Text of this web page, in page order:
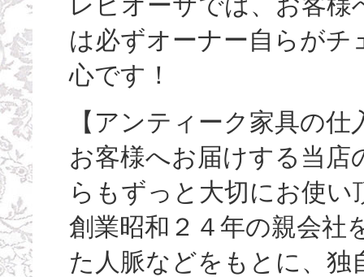
は必ずオーナー自らが
心です！
【アンティーク家具の
お客様へお届けする当
らもずっと大切にお使
創業昭和２４年の親会社
た人脈などをもとに、